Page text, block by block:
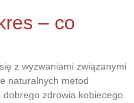
– co
z wyzwaniami związanymi
naturalnych metod
zdrowia kobiecego.